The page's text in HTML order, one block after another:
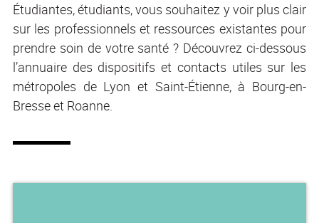
Étudiantes, étudiants, vous souhaitez y voir plus clair
sur les professionnels et ressources existantes pour
prendre soin de votre santé ? Découvrez ci-dessous
l’annuaire des dispositifs et contacts utiles sur les
métropoles de Lyon et Saint-Étienne, à Bourg-en-
Bresse et Roanne.